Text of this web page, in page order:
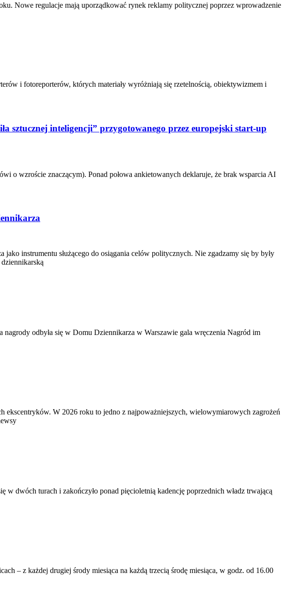
Nowe regulacje mają uporządkować rynek reklamy politycznej poprzez wprowadzenie
i fotoreporterów, których materiały wyróżniają się rzetelnością, obiektywizmem i
sztucznej inteligencji” przygotowanego przez europejski start-up
o wzroście znaczącym). Ponad połowa ankietowanych deklaruje, że brak wsparcia AI
instrumentu służącego do osiągania celów politycznych. Nie zgadzamy się by były
odbyła się w Domu Dziennikarza w Warszawie gala wręczenia Nagród im
W 2026 roku to jedno z najpoważniejszych, wielowymiarowych zagrożeń
dwóch turach i zakończyło ponad pięcioletnią kadencję poprzednich władz trwającą
– z każdej drugiej środy miesiąca na każdą trzecią środę miesiąca, w godz. od 16.00